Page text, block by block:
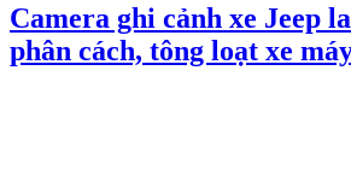
Camera ghi cảnh xe Jeep
phân cách, tông loạt xe